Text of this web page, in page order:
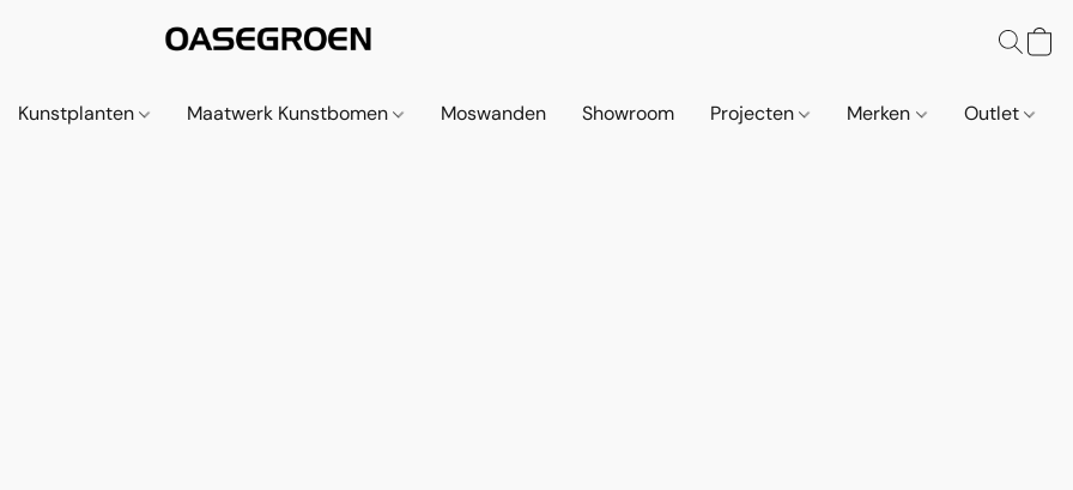
Kunstplanten Maatwerk Kunstbomen Moswanden Showroom Projecten Merken Outlet